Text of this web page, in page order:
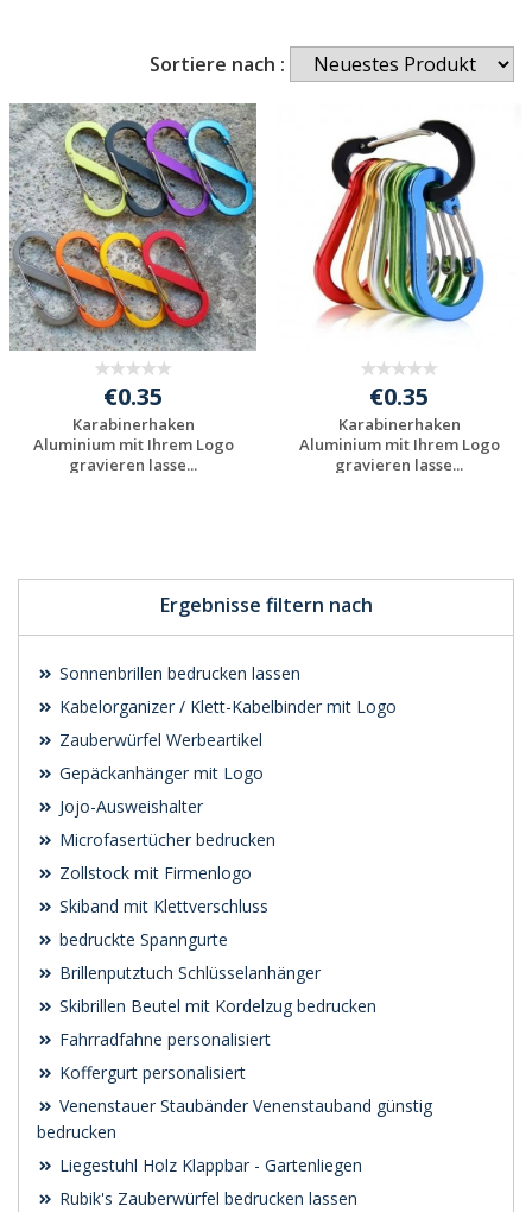
Ergebnisse filtern nach
Sonnenbrillen bedrucken lassen
Kabelorganizer / Klett-Kabelbinder mit Logo
Zauberwürfel Werbeartikel
Gepäckanhänger mit Logo
Jojo-Ausweishalter
Microfasertücher bedrucken
Zollstock mit Firmenlogo
Skiband mit Klettverschluss
bedruckte Spanngurte
Brillenputztuch Schlüsselanhänger
Skibrillen Beutel mit Kordelzug bedrucken
Fahrradfahne personalisiert
Koffergurt personalisiert
Venenstauer Staubänder Venenstauband günstig
bedrucken
Liegestuhl Holz Klappbar - Gartenliegen
Rubik's Zauberwürfel bedrucken lassen
Sortiere nach :
€0.35
Karabinerhaken
Aluminium mit Ihrem Logo
gravieren lasse...
€0.35
Karabinerhaken
Aluminium mit Ihrem Logo
gravieren lasse...